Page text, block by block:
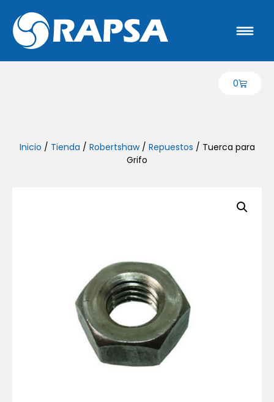
0
Inicio / Tienda / Robertshaw/ Repuestos / Tuerca para
Grifo